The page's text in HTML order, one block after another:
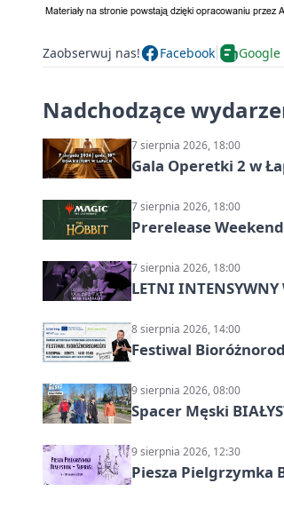
Zaobserwuj nas! Facebook Google
Nadchodzące
7 sierpnia 2026, 18:00
Gala Operetki 2 w
7 sierpnia 2026, 18:00
Prerelease
7 sierpnia 2026, 18:00
LETNI INTENSYWNY
8 sierpnia 2026, 14:00
Festiwal
9 sierpnia 2026, 08:00
Spacer Męski
9 sierpnia 2026, 12:30
Piesza Pielgrzymka